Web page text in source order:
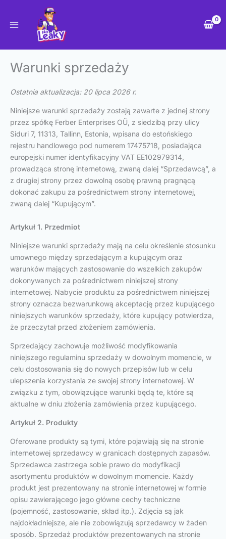
treści
Warunki sprzedaży
Ostatnia aktualizacja: 20 lipca 2026 r.
Niniejsze warunki sprzedaży zostają zawarte z jednej strony
przez spółkę Ferber Enterprises OÜ, z siedzibą przy ulicy
Siduri 7, 11313, Tallinn, Estonia, wpisana do estońskiego
rejestru handlowego pod numerem 17475718, posiadająca
europejski numer identyfikacyjny VAT EE102979314,
prowadząca stronę internetową, zwaną dalej “Sprzedawcą”, a
z drugiej strony przez dowolną osobę prawną pragnącą
dokonać zakupu za pośrednictwem strony internetowej,
zwaną dalej “Kupującym”.
Artykuł 1. Przedmiot
Niniejsze warunki sprzedaży mają na celu określenie stosunku
umownego między sprzedającym a kupującym oraz
warunków mających zastosowanie do wszelkich zakupów
dokonywanych za pośrednictwem niniejszej strony
internetowej. Nabycie produktu za pośrednictwem niniejszej
strony oznacza bezwarunkową akceptację przez kupującego
niniejszych warunków sprzedaży, które kupujący potwierdza,
że przeczytał przed złożeniem zamówienia.
Sprzedający zachowuje możliwość modyfikowania
niniejszego regulaminu sprzedaży w dowolnym momencie, w
celu dostosowania się do nowych przepisów lub w celu
ulepszenia korzystania ze swojej strony internetowej. W
związku z tym, obowiązujące warunki będą te, które są
aktualne w dniu złożenia zamówienia przez kupującego.
Artykuł 2. Produkty
Oferowane produkty są tymi, które pojawiają się na stronie
internetowej sprzedawcy w granicach dostępnych zapasów.
Sprzedawca zastrzega sobie prawo do modyfikacji
asortymentu produktów w dowolnym momencie. Każdy
produkt jest prezentowany na stronie internetowej w formie
opisu zawierającego jego główne cechy techniczne
(pojemność, zastosowanie, skład itp.). Zdjęcia są jak
najdokładniejsze, ale nie zobowiązują sprzedawcy w żaden
sposób. Sprzedaż produktów prezentowanych na stronie